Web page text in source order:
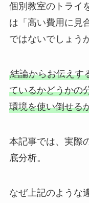
個別教室のトライ
は「高い費用に見
ではないでしょう
結論からお伝えす
ているかどうかの
環境を使い倒せる
本記事では、実際
底分析。
なぜ上記のような